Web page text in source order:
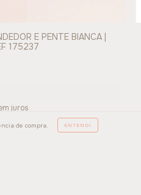
de compra. ENTENDI
E PENTE BIANCA |
175237
juros